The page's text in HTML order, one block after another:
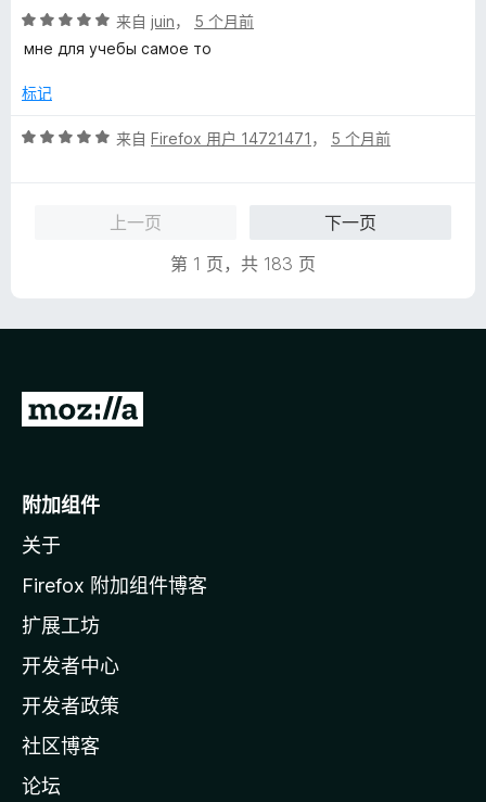
/
5
评
分
/
来自 juin， 5 个月前
мне для учебы самое то
标记
评
来自 Firefox 用户 14721471 ， 5 个月前
上一页
下一页
第 1 页，共 183 页
转
o
i
l
a
主
页
附加组件
关于
Firefox 附加组件博客
扩展工坊
开发者中心
开发者政策
社区博客
论坛